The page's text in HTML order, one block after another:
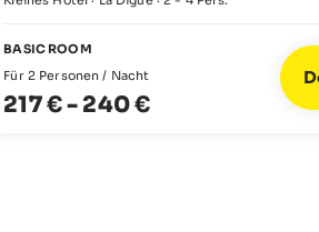
BASIC ROOM
Für 2 Personen / Nacht
217 €- 240 €